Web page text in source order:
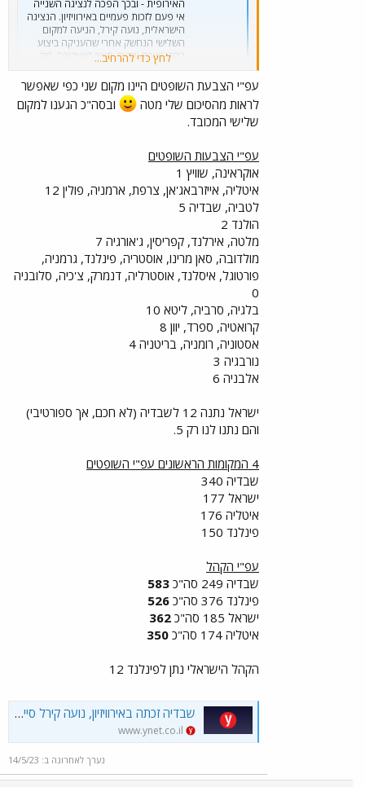
האירופית - ובכך הפכה לנציגה השנייה
אי פעם לזכות פעמיים באירוויזיון. הנציגה
הישראלית, נועה קירל, הגיעה למקום
השלישי הנחשק אחרי שהעניקה ביצוע
בלתי נשכח ומדויק לשיר "יוניקורן". "זה
יותר ממה שציפיתי, אני מאושרת", אמרה
הזמרת ל-ynet
www.ynet.co.il
לחץ כדי להרחיב...
עפ"י הצבעת השופטים היינו מקום שני כפי שאפשר
לראות מהסיכום שלי מטה
ובסה"כ הגענו למקום
שלישי המכובד.
עפ"י הצבעות השופטים
אוקראינה, שוויץ 1
איטליה, אייזרבאג'אן, צרפת, ארמניה, פולין 12
לטביה, שבדיה 5
הולנד 2
מלטה, אירלנד, קפריסין, ג'אורגיה 7
מולדובה, סאן מרינו, אוסטריה, פינלנד, גרמניה,
פורטוגל, איסלנד, אוסטרליה, דנמרק, צ'כיה, סלובניה
0
בלגיה, סרביה, ליטא 10
קרואטיה, ספרד, יוון 8
אסטוניה, רומניה, בריטניה 4
נורבגיה 3
אלבניה 6
ישראל נתנה 12 לשבדיה (לא חכם, אך ספורטיבי)
והם נתנו לנו רק 5.
4 המקומות הראשונים עפ"י השופטים
שבדיה 340
ישראל 177
איטליה 176
פינלנד 150
עפ"י הקהל
שבדיה 249 סה"כ
583
פינלנד 376 סה"כ
526
ישראל 185 סה"כ
362
איטליה 174 סה"כ
350
הקהל הישראלי נתן לפינלנד 12
שבדיה זכתה באירוויזיון, נועה קירל סיימה במקום ה-3
www.ynet.co.il
נערך לאחרונה ב: 14/5/23